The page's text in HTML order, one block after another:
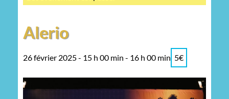
Alerio
26 février 2025 - 15 h 00 min - 16 h 00 min 5€